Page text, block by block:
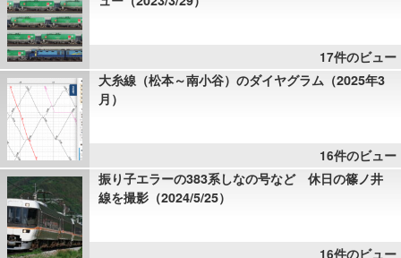
17件のビュー
大糸線（松本～南小谷）のダイヤグラム（2025年3
月）
16件のビュー
振り子エラーの383系しなの号など 休日の篠ノ井
線を撮影（2024/5/25）
16件のビュー